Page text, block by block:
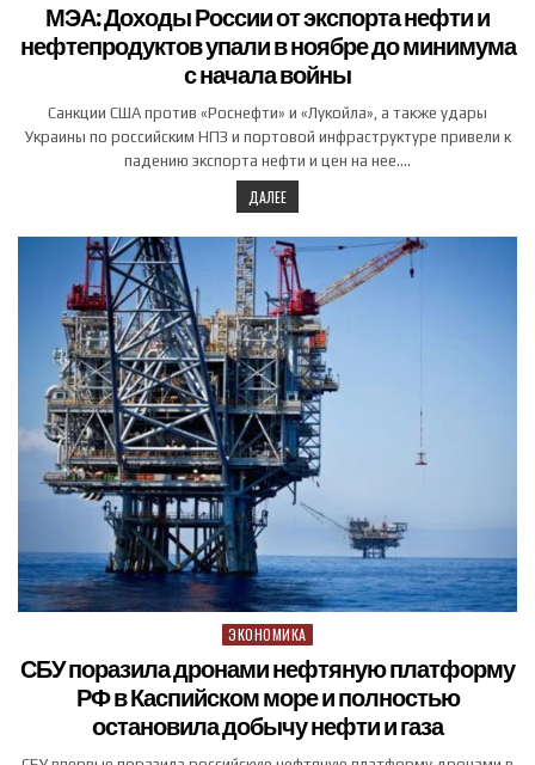
МЭА: Доходы России от экспорта нефти и
нефтепродуктов упали в ноябре до минимума
с начала войны
Санкции США против «Роснефти» и «Лукойла», а также удары
Украины по российским НПЗ и портовой инфраструктуре привели к
падению экспорта нефти и цен на нее….
ДАЛЕЕ
Posted in
ЭКОНОМИКА
СБУ поразила дронами нефтяную платформу
РФ в Каспийском море и полностью
остановила добычу нефти и газа